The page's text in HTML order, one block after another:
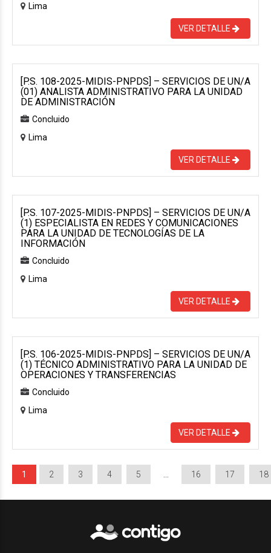
Lima
VER DETALLE
[P.S. 108-2025-MIDIS-PNPDS] – SERVICIOS DE UN/A
(01) ANALISTA ADMINISTRATIVO PARA LA UNIDAD
DE ADMINISTRACIÓN
Concluido
Lima
VER DETALLE
[P.S. 107-2025-MIDIS-PNPDS] – SERVICIOS DE UN/A
(1) ESPECIALISTA EN REDES Y COMUNICACIONES
PARA LA UNIDAD DE TECNOLOGÍAS DE LA
INFORMACIÓN
Concluido
Lima
VER DETALLE
[P.S. 106-2025-MIDIS-PNPDS] – SERVICIOS DE UN/A
(1) TÉCNICO ADMINISTRATIVO PARA LA UNIDAD DE
OPERACIONES Y TRANSFERENCIAS
Concluido
Lima
VER DETALLE
1 2 3 4 5 16 17 18